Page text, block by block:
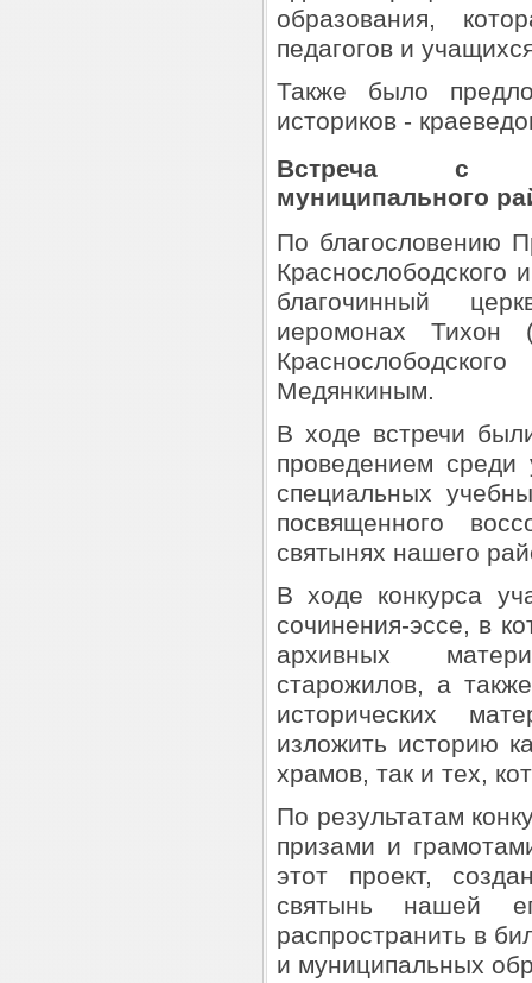
образования,
педагогов и
Также было
историков -
Встреча с
муниципального
По благословению
Краснослободского
благочинный
иеромонах Тихон
Медянкиным.
В ходе встречи
проведением
специальных
посвященного
святынях нашего
В ходе конкурса
сочинения-эссе, в
архивных
старожилов, а
исторических
изложить историю
храмов, так и тех,
По результатам
призами и
этот проект,
святынь нашей
распространить в
и муниципальных